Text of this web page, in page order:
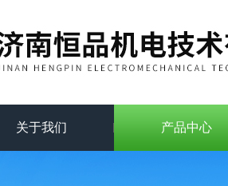
关于我们 产品中心